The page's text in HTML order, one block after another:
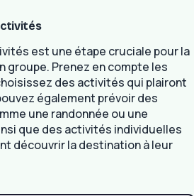
est une étape cruciale pour la
groupe. Prenez en compte les
des activités qui plairont
également prévoir des
une randonnée ou une
que des activités individuelles
découvrir la destination à leur